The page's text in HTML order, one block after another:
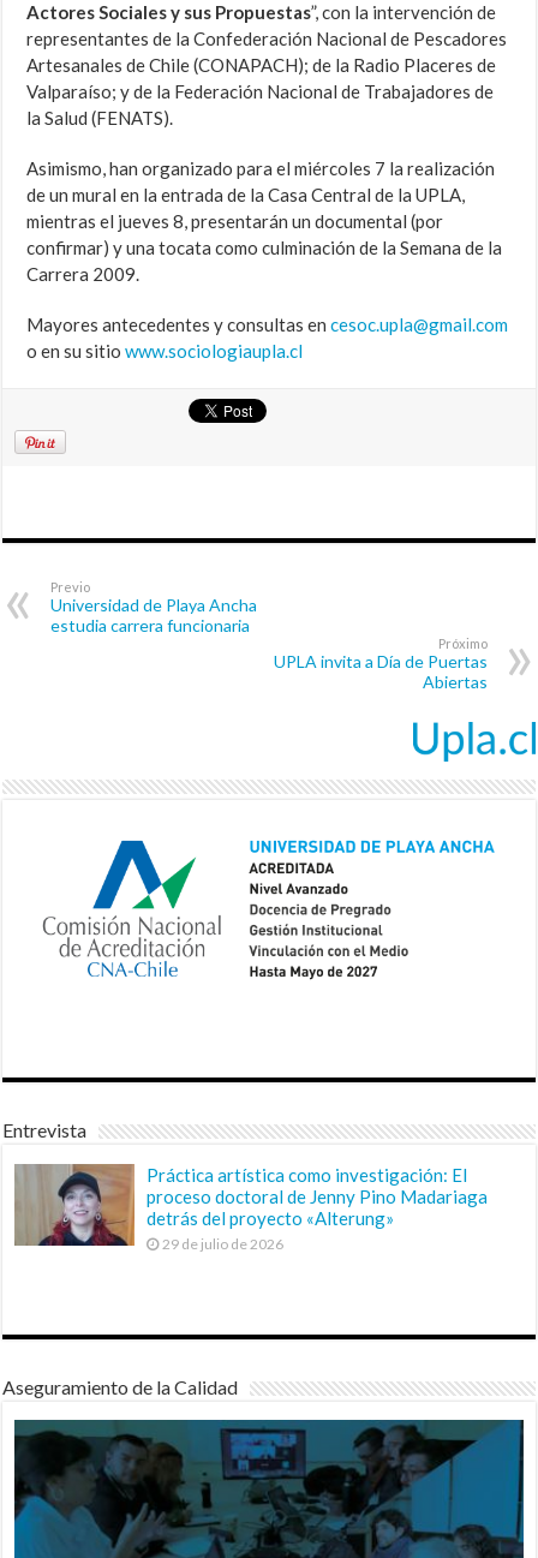
Actores Sociales y sus Propuestas”, con la intervención de
representantes de la Confederación Nacional de Pescadores
Artesanales de Chile (CONAPACH); de la Radio Placeres de
Valparaíso; y de la Federación Nacional de Trabajadores de
la Salud (FENATS).
Asimismo, han organizado para el miércoles 7 la realización
de un mural en la entrada de la Casa Central de la UPLA,
mientras el jueves 8, presentarán un documental (por
confirmar) y una tocata como culminación de la Semana de la
Carrera 2009.
Mayores antecedentes y consultas encesoc.upla@gmail.com
o en su sitiowww.sociologiaupla.cl
Previo
Universidad de Playa Ancha
estudia carrera funcionaria
Próximo
UPLA invita a Día de Puertas
Abiertas
Entrevista
Práctica artística como investigación: El
proceso doctoral de Jenny Pino Madariaga
detrás del proyecto «Alterung»
29 de julio de 2026
Aseguramiento de la Calidad